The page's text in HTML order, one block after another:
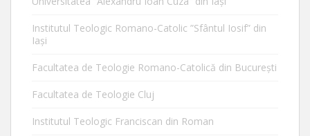
Institutul Teologic Romano-Catolic ”Sfântul Iosif” din
Iaşi
Facultatea de Teologie Romano-Catolică din Bucureşti
Facultatea de Teologie Cluj
Institutul Teologic Franciscan din Roman